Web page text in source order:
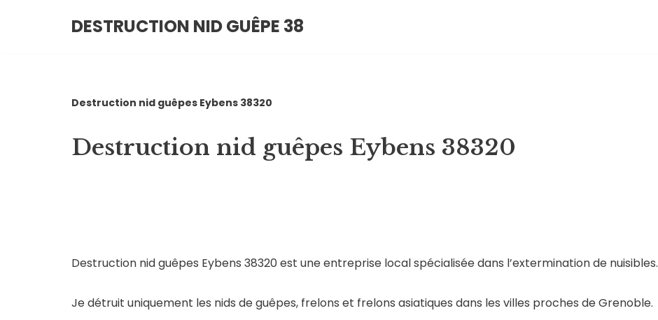
DESTRUCTION NID GUÊPE 38
Destruction nid guêpes Eybens 38320
Destruction nid guêpes Eybens 38320
Destruction nid guêpes Eybens 38320 est une entreprise local spécialisée dans l’extermination de nuisibles.
Je détruit uniquement les nids de guêpes, frelons et frelons asiatiques dans les villes proches de Grenoble.